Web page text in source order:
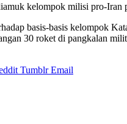
kelompok milisi pro-Iran
basis-basis kelompok
30 roket di pangkalan
Tumblr Email